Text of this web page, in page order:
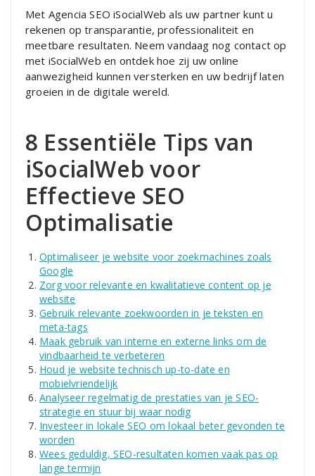
Met Agencia SEO iSocialWeb als uw partner kunt u
rekenen op transparantie, professionaliteit en
meetbare resultaten. Neem vandaag nog contact op
met iSocialWeb en ontdek hoe zij uw online
aanwezigheid kunnen versterken en uw bedrijf laten
groeien in de digitale wereld.
8 Essentiële Tips van
iSocialWeb voor
Effectieve SEO
Optimalisatie
Optimaliseer je website voor zoekmachines zoals
Google
Zorg voor relevante en kwalitatieve content op je
website
Gebruik relevante zoekwoorden in je teksten en
meta-tags
Maak gebruik van interne en externe links om de
vindbaarheid te verbeteren
Houd je website technisch up-to-date en
mobielvriendelijk
Analyseer regelmatig de prestaties van je SEO-
strategie en stuur bij waar nodig
Investeer in lokale SEO om lokaal beter gevonden te
worden
Wees geduldig, SEO-resultaten komen vaak pas op
lange termijn